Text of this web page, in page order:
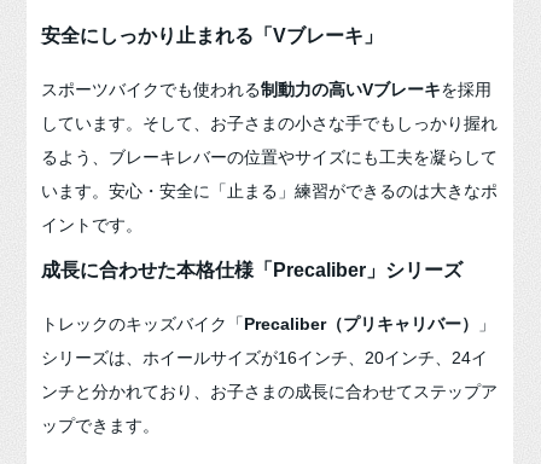
安全にしっかり止まれる「Vブレーキ」
スポーツバイクでも使われる制動力の高いVブレーキを採用
しています。そして、お子さまの小さな手でもしっかり握れ
るよう、ブレーキレバーの位置やサイズにも工夫を凝らして
います。安心・安全に「止まる」練習ができるのは大きなポ
イントです。
成長に合わせた本格仕様「Precaliber」シリーズ
トレックのキッズバイク「Precaliber（プリキャリバー）
」
シリーズは、ホイールサイズが16インチ、20インチ、24イ
ンチと分かれており、お子さまの成長に合わせてステップア
ップできます。